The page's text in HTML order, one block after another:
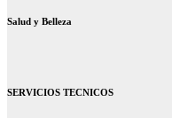
Salud y Belleza
SERVICIOS TECNICOS